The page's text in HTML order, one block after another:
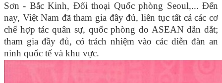
Sơn - Bắc Kinh, Đối thoại Quốc phòng Seoul,... Đến
nay, Việt Nam đã tham gia đầy đủ, liên tục tất cả các cơ
chế hợp tác quân sự, quốc phòng do ASEAN dẫn dắt;
tham gia đầy đủ, có trách nhiệm vào các diễn đàn an
ninh quốc tế và khu vực.